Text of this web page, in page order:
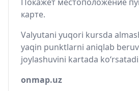
карте.
Valyutani yuqori kursda
yaqin punktlarni aniqlab
joylashuvini kartada
onmap.uz